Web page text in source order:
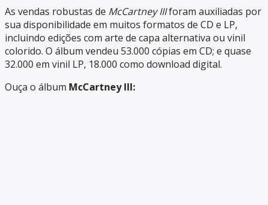
As vendas robustas de McCartney IIIforam auxiliadas por
sua disponibilidade em muitos formatos de CD e LP,
incluindo edições com arte de capa alternativa ou vinil
colorido. O álbum vendeu 53.000 cópias em CD; e quase
32.000 em vinil LP, 18.000 como download digital.
Ouça o álbum McCartney III: